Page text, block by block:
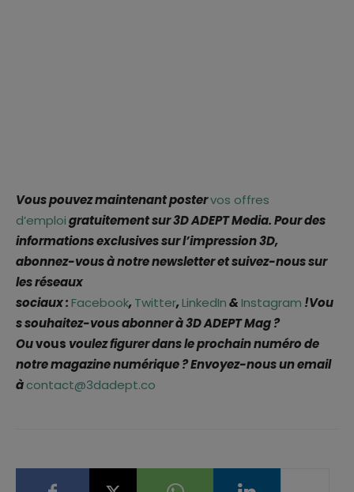
Vous pouvez maintenant postervos offres
d’emploigratuitement sur 3D ADEPT Media. Pour des
informations exclusives sur l’impression 3D,
abonnez-vous à notre newsletter et suivez-nous sur
les réseaux
sociaux :Facebook,Twitter,LinkedIn&Instagram !Vou
s souhaitez-vous abonner à 3D ADEPT Mag ?
Ouvous voulez figurer dans le prochain numéro de
notre magazine numérique ? Envoyez-nous un email
àcontact@3dadept.co